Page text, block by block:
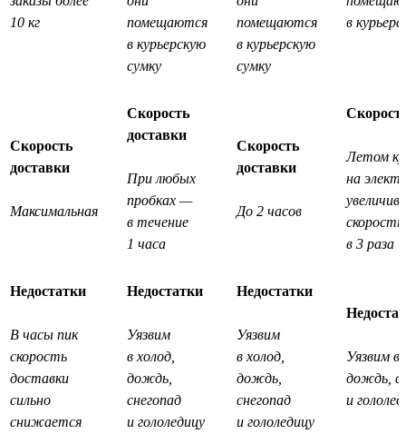
10 кг
помещаются
в курьерскую
сумку
помещаются
в курьерскую
сумку
в
Скорость
доставки
Максимальная
Скорость
доставки
При любых
пробках —
в течение
1 часа
Скорость
доставки
До 2 часов
Летом
на
в 3 раза
Недостатки
В часы пик
скорость
доставки
сильно
снижается
Недостатки
Уязвим
в холод,
дождь,
снегопад
и гололедицу
Недостатки
Уязвим
в холод,
дождь,
снегопад
и гололедицу
Уязвим в
дождь,
и